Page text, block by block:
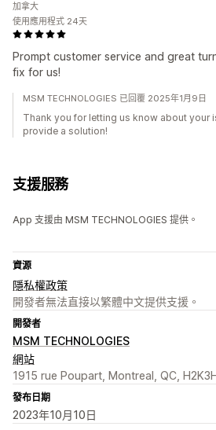
Prompt customer service and great
fix for us!
加拿大
使用應用程式 24天
MSM TECHNOLOGIES 已回覆 2025年1月9日
Thank you for letting us know about your
provide a solution!
支援服務
App 支援由 MSM TECHNOLOGIES 提供。
資源
隱私權政策
開發者無法直接以繁體中文提供支援。
開發者
MSM TECHNOLOGIES
網站
1915 rue Poupart, Montreal, QC,
發布日期
2023年10月10日